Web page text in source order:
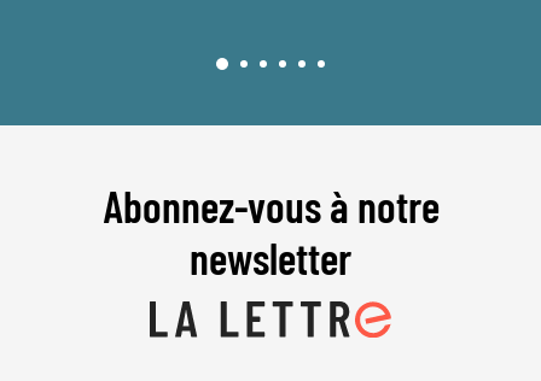
Abonnez-vous à notre
newsletter